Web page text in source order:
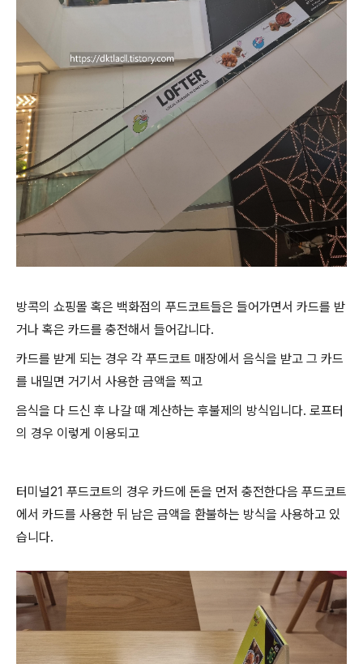
방콕의 쇼핑몰 혹은 백화점의 푸드코트들은 들어가면서 카드를 받
거나 혹은 카드를 충전해서 들어갑니다.
카드를 받게 되는 경우 각 푸드코트 매장에서 음식을 받고 그 카드
를 내밀면 거기서 사용한 금액을 찍고
음식을 다 드신 후 나갈 때 계산하는 후불제의 방식입니다. 로프터
의 경우 이렇게 이용되고
터미널21 푸드코트의 경우 카드에 돈을 먼저 충전한다음 푸드코트
에서 카드를 사용한 뒤 남은 금액을 환불하는 방식을 사용하고 있
습니다.